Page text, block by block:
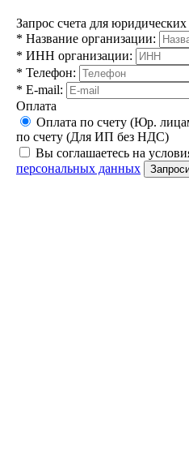
Запрос счета для
* Название организации:
* ИНН организации:
* Телефон:
* E-mail:
Оплата
Оплата по счету (Юр.
по счету (Для ИП без НДС)
Вы соглашаетесь на
персональных данных